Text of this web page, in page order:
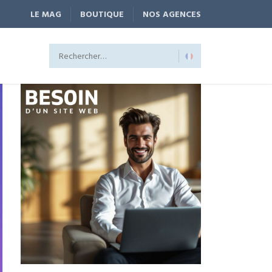
LE MAG BOUTIQUE NOS AGENCES